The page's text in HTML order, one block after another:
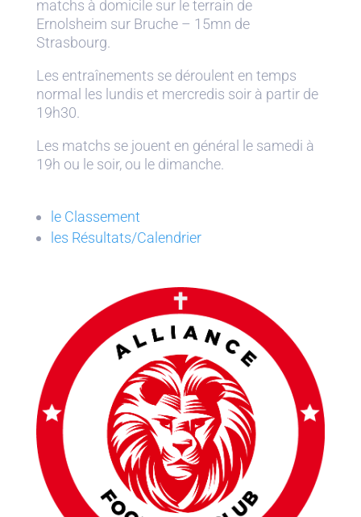
matchs à domicile sur le terrain de
Ernolsheim sur Bruche – 15mn de
Strasbourg.
Les entraînements se déroulent en temps
normal les lundis et mercredis soir à partir de
19h30.
Les matchs se jouent en général le samedi à
19h ou le soir, ou le dimanche.
le Classement
les Résultats/Calendrier